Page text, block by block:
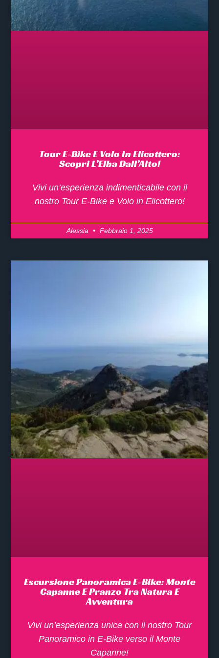
Tour E-Bike E Volo In Elicottero:
Scopri L’Elba Dall’Alto!
Vivi un’esperienza indimenticabile con il
nostro Tour E-Bike e Volo in Elicottero!
Alessia Febbraio 1, 2025
Escursione Panoramica E-Bike: Monte
Capanne E Pranzo Tra Natura E
Avventura
Vivi un’esperienza unica con il nostro Tour
Panoramico in E-Bike verso il Monte
Capanne!